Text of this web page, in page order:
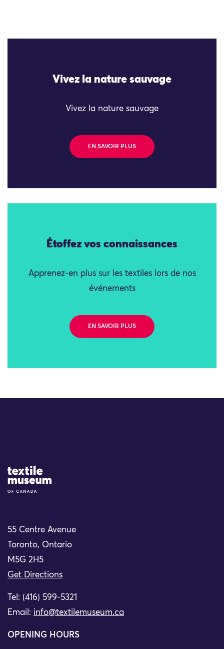
Vivez la nature sauvage
Vivez la nature sauvage
EN SAVOIR PLUS
Étoffez vos connaissances
Apprenez-en plus sur les textiles lors de nos
événements
EN SAVOIR PLUS
Site Logo
55 Centre Avenue
Toronto, Ontario
M5G 2H5
Get Directions
Tel: (416) 599-5321
Email: info@textilemuseum.ca
OPENING HOURS